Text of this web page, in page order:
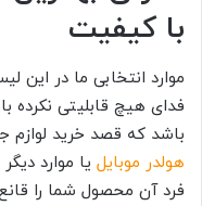
با کیفیت
موارد انتخابی ما در این
فدای هیچ قابلیتی
باشد که قصد خرید لوازم
هولدر موبایل یا موارد
فرد آن محصول شما را قانع